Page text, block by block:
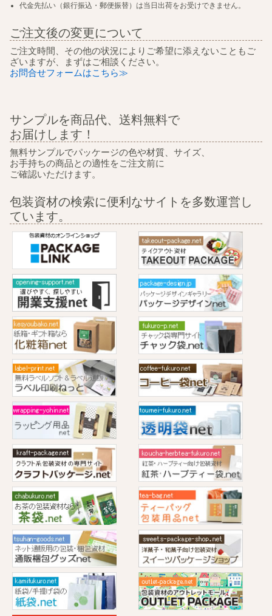
代金先払い（銀行振込・郵便振替）は当日出荷をお受けできません。
ご注文後の変更について
ご注文時間、その他の状況によりご希望に添えないこともご
ざいますが、まずはご相談ください。
お問合せフォームはこちら≫
サンプルを商品代、送料無料で
お届けします！
無料サンプルでパッケージの色や材質、サイズ、
お手持ちの商品との適性をご注文前に
ご確認いただけます。
包装資材の検索に便利なサイトを多数運営し
ています。